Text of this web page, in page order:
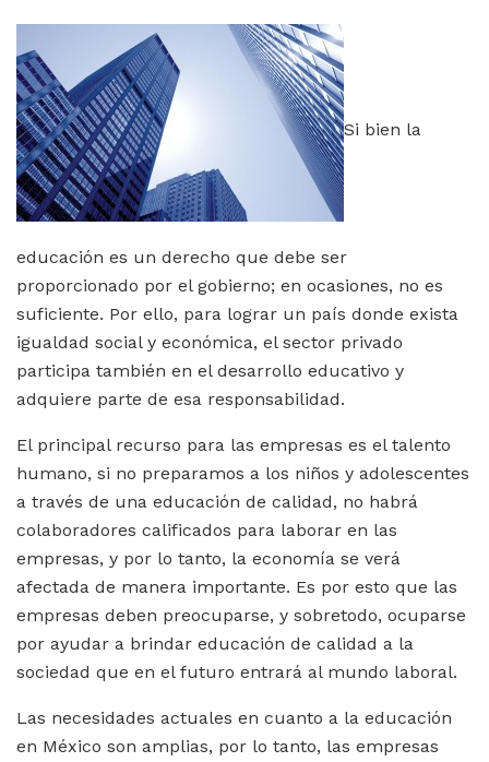
Si bien la
educación es un derecho que debe ser
proporcionado por el gobierno; en ocasiones, no es
suficiente. Por ello, para lograr un país donde exista
igualdad social y económica, el sector privado
participa también en el desarrollo educativo y
adquiere parte de esa responsabilidad.
El principal recurso para las empresas es el talento
humano, si no preparamos a los niños y adolescentes
a través de una educación de calidad, no habrá
colaboradores calificados para laborar en las
empresas, y por lo tanto, la economía se verá
afectada de manera importante. Es por esto que las
empresas deben preocuparse, y sobretodo, ocuparse
por ayudar a brindar educación de calidad a la
sociedad que en el futuro entrará al mundo laboral.
Las necesidades actuales en cuanto a la educación
en México son amplias, por lo tanto, las empresas